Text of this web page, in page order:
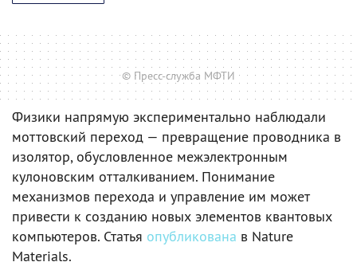
© Пресс-служба МФТИ
Физики напрямую экспериментально наблюдали
моттовский переход — превращение проводника в
изолятор, обусловленное межэлектронным
кулоновским отталкиванием. Понимание
механизмов перехода и управление им может
привести к созданию новых элементов квантовых
компьютеров. Статья опубликована в Nature
Materials.